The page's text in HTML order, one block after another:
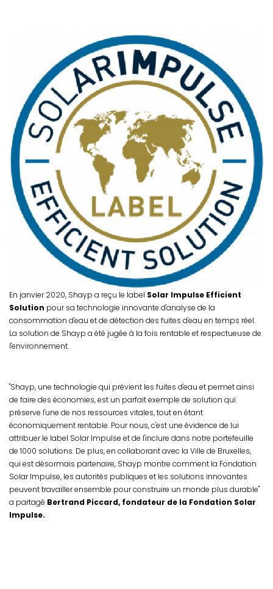
En janvier 2020, Shayp a reçu le label Solar Impulse Efficient
Solution pour sa technologie innovante d'analyse de la
consommation d'eau et de détection des fuites d'eau en temps réel.
La solution de Shayp a été jugée à la fois rentable et respectueuse de
l'environnement.
"Shayp, une technologie qui prévient les fuites d'eau et permet ainsi
de faire des économies, est un parfait exemple de solution qui
préserve l'une de nos ressources vitales, tout en étant
économiquement rentable. Pour nous, c'est une évidence de lui
attribuer le label Solar Impulse et de l'inclure dans notre portefeuille
de 1000 solutions. De plus, en collaborant avec la Ville de Bruxelles,
qui est désormais partenaire, Shayp montre comment la Fondation
Solar Impulse, les autorités publiques et les solutions innovantes
peuvent travailler ensemble pour construire un monde plus durable"
a partagé Bertrand Piccard, fondateur de la Fondation Solar
Impulse.